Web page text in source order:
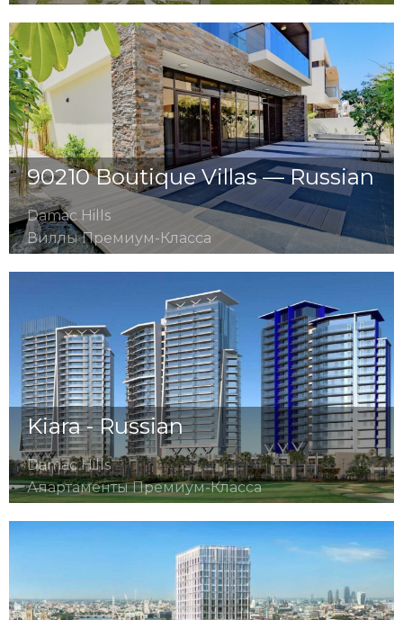
90210 Boutique Villas — Russian
Damac Hills
Виллы Премиум-Класса
Kiara - Russian
Damac Hills
Апартаменты Премиум-Класса